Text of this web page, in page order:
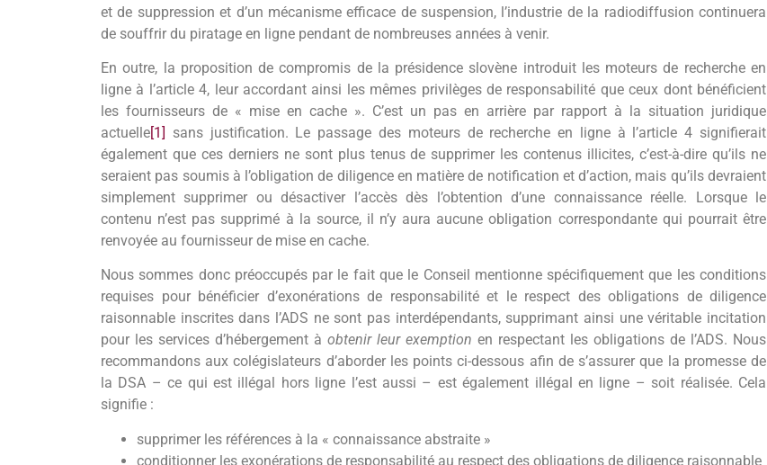
et de suppression et d’un mécanisme efficace de suspension, l’industrie de la radiodiffusion continuera
de souffrir du piratage en ligne pendant de nombreuses années à venir.
En outre, la proposition de compromis de la présidence slovène introduit les moteurs de recherche en
ligne à l’article 4, leur accordant ainsi les mêmes privilèges de responsabilité que ceux dont bénéficient
les fournisseurs de « mise en cache ». C’est un pas en arrière par rapport à la situation juridique
actuelle[1] sans justification. Le passage des moteurs de recherche en ligne à l’article 4 signifierait
également que ces derniers ne sont plus tenus de supprimer les contenus illicites, c’est-à-dire qu’ils ne
seraient pas soumis à l’obligation de diligence en matière de notification et d’action, mais qu’ils devraient
simplement supprimer ou désactiver l’accès dès l’obtention d’une connaissance réelle. Lorsque le
contenu n’est pas supprimé à la source, il n’y aura aucune obligation correspondante qui pourrait être
renvoyée au fournisseur de mise en cache.
Nous sommes donc préoccupés par le fait que le Conseil mentionne spécifiquement que les conditions
requises pour bénéficier d’exonérations de responsabilité et le respect des obligations de diligence
raisonnable inscrites dans l’ADS ne sont pas interdépendants, supprimant ainsi une véritable incitation
pour les services d’hébergement àobtenir leur exemption en respectant les obligations de l’ADS. Nous
recommandons aux colégislateurs d’aborder les points ci-dessous afin de s’assurer que la promesse de
la DSA – ce qui est illégal hors ligne l’est aussi – est également illégal en ligne – soit réalisée. Cela
signifie :
supprimer les références à la « connaissance abstraite »
conditionner les exonérations de responsabilité au respect des obligations de diligence raisonnable